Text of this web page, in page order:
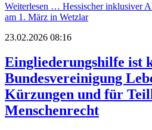
Weiterlesen … Hessischer inklusiver
am 1. März in Wetzlar
23.02.2026 08:16
Eingliederungshilfe ist
Bundesvereinigung
Kürzungen und für
Menschenrecht